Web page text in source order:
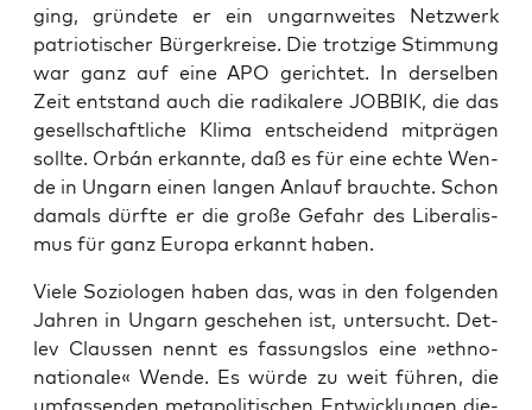
ging, grün­de­te er ein ungarn­wei­tes Netz­werk
patrio­ti­scher Bür­ger­krei­se. Die trot­zi­ge Stim­mung
war ganz auf eine APO gerich­tet. In der­sel­ben
Zeit ent­stand auch die radi­ka­le­re JOBBIK, die das
gesell­schaft­li­che Kli­ma ent­schei­dend mit­prä­gen
soll­te. Orbán erkann­te, daß es für eine ech­te Wen­
de in Ungarn einen lan­gen Anlauf brauch­te. Schon
damals dürf­te er die gro­ße Gefahr des Libe­ra­lis­
mus für ganz Euro­pa erkannt haben.
Vie­le Sozio­lo­gen haben das, was in den fol­gen­den
Jah­ren in Ungarn gesche­hen ist, unter­sucht. Det­
lev Claus­sen nennt es fas­sungs­los eine »eth­no-
natio­na­le« Wen­de. Es wür­de zu weit füh­ren, die
umfas­sen­den meta­po­li­ti­schen Ent­wick­lun­gen die­